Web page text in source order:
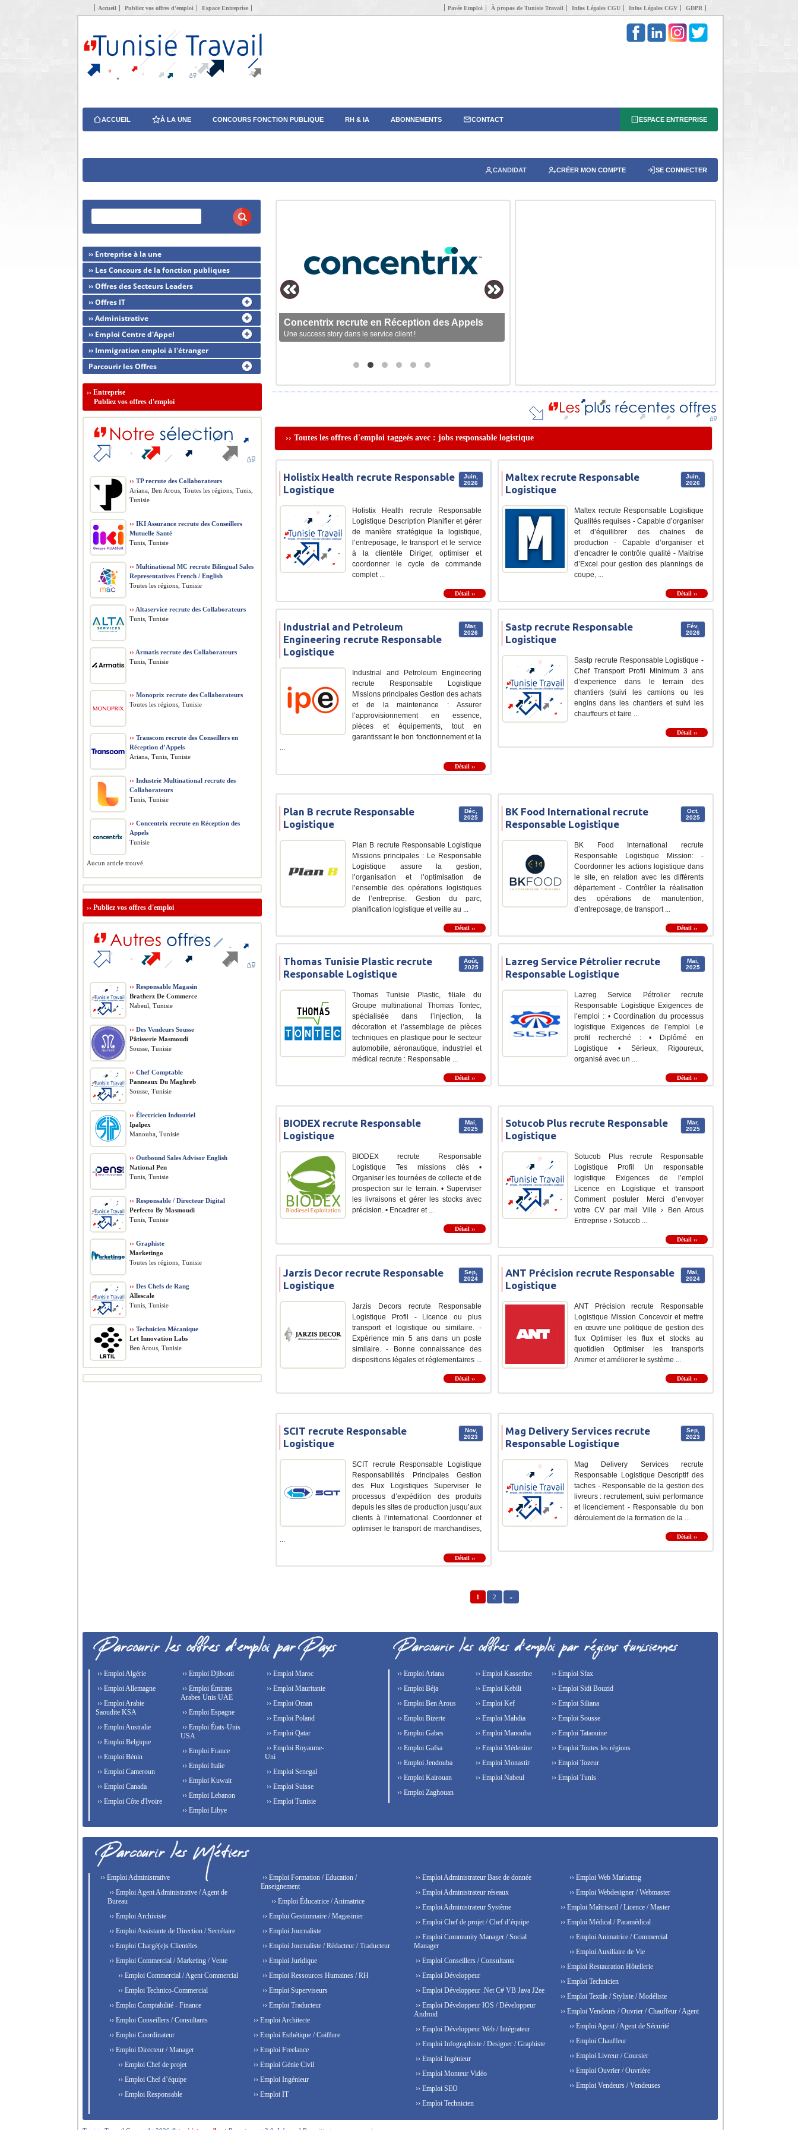
Accueil Publiez vos offres d’emploi Espace Entreprise Pavée Emploi À propos de Tunisie Travail Infos Légales CGU Infos Légales CGV GDPR
ACCUEIL À LA UNE CONCOURS FONCTION PUBLIQUE RH & IA ABONNEMENTS CONTACT ESPACE ENTREPRISE
CANDIDAT CRÉER MON COMPTE SE CONNECTER
Concentrix recrute en Réception des Appels
Une success story dans le service client !
›› Toutes les offres d'emploi taggeés avec : jobs responsable logistique
Juin,
2026
Holistix Health recrute Responsable
Logistique
Holistix Health recrute Responsable
Logistique Description Planifier et gérer
de manière stratégique la logistique,
l’entreposage, le transport et le service
à la clientèle Diriger, optimiser et
coordonner le cycle de commande
complet ...
Détail ››
Juin,
2026
Maltex recrute Responsable
Logistique
Maltex recrute Responsable Logistique
Qualités requises - Capable d’organiser
et d’équilibrer des chaines de
production - Capable d’organiser et
d’encadrer le contrôle qualité - Maitrise
d’Excel pour gestion des plannings de
coupe, ...
Détail ››
Mar,
2026
Industrial and Petroleum
Engineering recrute Responsable
Logistique
Industrial and Petroleum Engineering
recrute Responsable Logistique
Missions principales Gestion des achats
et de la maintenance : Assurer
l’approvisionnement en essence,
pièces et équipements, tout en
garantissant le bon fonctionnement et la
...
Détail ››
Fév,
2026
Sastp recrute Responsable
Logistique
Sastp recrute Responsable Logistique -
Chef Transport Profil Minimum 3 ans
d’experience dans le terrain des
chantiers (suivi les camions ou les
engins dans les chantiers et suivi les
chauffeurs et faire ...
Détail ››
Déc,
2025
Plan B recrute Responsable
Logistique
Plan B recrute Responsable Logistique
Missions principales : Le Responsable
Logistique assure la gestion,
l’organisation et l’optimisation de
l’ensemble des opérations logistiques
de l’entreprise. Gestion du parc,
planification logistique et veille au ...
Détail ››
Oct,
2025
BK Food International recrute
Responsable Logistique
BK Food International recrute
Responsable Logistique Mission: -
Coordonner les actions logistique dans
le site, en relation avec les différents
département - Contrôler la réalisation
des opérations de manutention,
d’entreposage, de transport ...
Détail ››
Août,
2025
Thomas Tunisie Plastic recrute
Responsable Logistique
Thomas Tunisie Plastic, filiale du
Groupe multinational Thomas Tontec,
spécialisée dans l’injection, la
décoration et l’assemblage de pièces
techniques en plastique pour le secteur
automobile, aéronautique, industriel et
médical recrute : Responsable ...
Détail ››
Mai,
2025
Lazreg Service Pétrolier recrute
Responsable Logistique
Lazreg Service Pétrolier recrute
Responsable Logistique Exigences de
l’emploi : • Coordination du processus
logistique Exigences de l’emploi Le
profil recherché : • Diplômé en
Logistique • Sérieux, Rigoureux,
organisé avec un ...
Détail ››
Mai,
2025
BIODEX recrute Responsable
Logistique
BIODEX recrute Responsable
Logistique Tes missions clés •
Organiser les tournées de collecte et de
prospection sur le terrain. • Superviser
les livraisons et gérer les stocks avec
précision. • Encadrer et ...
Détail ››
Mar,
2025
Sotucob Plus recrute Responsable
Logistique
Sotucob Plus recrute Responsable
Logistique Profil Un responsable
logistique Exigences de l’emploi
Licence en Logistique et transport
Comment postuler Merci d’envoyer
votre CV par mail Ville › Ben Arous
Entreprise › Sotucob ...
Détail ››
Sep,
2024
Jarzis Decor recrute Responsable
Logistique
Jarzis Decors recrute Responsable
Logistique Profil - Licence ou plus
transport et logistique ou similaire. -
Expérience min 5 ans dans un poste
similaire. - Bonne connaissance des
dispositions légales et réglementaires ...
Détail ››
Mai,
2024
ANT Précision recrute Responsable
Logistique
ANT Précision recrute Responsable
Logistique Mission Concevoir et mettre
en œuvre une politique de gestion des
flux Optimiser les flux et stocks au
quotidien Optimiser les transports
Animer et améliorer le système ...
Détail ››
Nov,
2023
SCIT recrute Responsable
Logistique
SCIT recrute Responsable Logistique
Responsabilités Principales Gestion
des Flux Logistiques Superviser le
processus d’expédition des produits
depuis les sites de production jusqu’aux
clients à l’international. Coordonner et
optimiser le transport de marchandises,
...
Détail ››
Sep,
2023
Mag Delivery Services recrute
Responsable Logistique
Mag Delivery Services recrute
Responsable Logistique Descriptif des
taches - Responsable de la gestion des
livreurs : recrutement, suivi performance
et licenciement - Responsable du bon
déroulement de la formation de la ...
Détail ››
1 2 »
›› Entreprise à la une
›› Les Concours de la fonction publiques
›› Offres des Secteurs Leaders
›› Offres IT
›› Administrative
›› Emploi Centre d'Appel
›› Immigration emploi à l'étranger
Parcourir les Offres
›› Entreprise
Publiez vos offres d'emploi
›› TP recrute des Collaborateurs
Ariana, Ben Arous, Toutes les régions, Tunis,
Tunisie
›› IKI Assurance recrute des Conseillers
Mutuelle Santé
Tunis, Tunisie
›› Multinational MC recrute Bilingual Sales
Representatives French / English
Toutes les régions, Tunisie
›› Altaservice recrute des Collaborateurs
Tunis, Tunisie
›› Armatis recrute des Collaborateurs
Tunis, Tunisie
›› Monoprix recrute des Collaborateurs
Toutes les régions, Tunisie
›› Transcom recrute des Conseillers en
Réception d’Appels
Ariana, Tunis, Tunisie
›› Industrie Multinational recrute des
Collaborateurs
Tunis, Tunisie
›› Concentrix recrute en Réception des
Appels
Tunisie
Aucun article trouvé.
›› Publiez vos offres d'emploi
›› Responsable Magasin
Bratherz De Commerce
Nabeul, Tunisie
›› Des Vendeurs Sousse
Pâtisserie Masmoudi
Sousse, Tunisie
›› Chef Comptable
Panneaux Du Maghreb
Sousse, Tunisie
›› Électricien Industriel
Ipalpex
Manouba, Tunisie
›› Outbound Sales Advisor English
National Pen
Tunis, Tunisie
›› Responsable / Directeur Digital
Perfecto By Masmoudi
Tunis, Tunisie
›› Graphiste
Marketingo
Toutes les régions, Tunisie
›› Des Chefs de Rang
Allescale
Tunis, Tunisie
›› Technicien Mécanique
Lrt Innovation Labs
Ben Arous, Tunisie
›› Emploi Algérie
›› Emploi Allemagne
›› Emploi Arabie
Saoudite KSA
›› Emploi Australie
›› Emploi Belgique
›› Emploi Bénin
›› Emploi Cameroun
›› Emploi Canada
›› Emploi Côte d'Ivoire
›› Emploi Djibouti
›› Emploi Émirats
Arabes Unis UAE
›› Emploi Espagne
›› Emploi États-Unis
USA
›› Emploi France
›› Emploi Italie
›› Emploi Kuwait
›› Emploi Lebanon
›› Emploi Libye
›› Emploi Maroc
›› Emploi Mauritanie
›› Emploi Oman
›› Emploi Poland
›› Emploi Qatar
›› Emploi Royaume-
Uni
›› Emploi Senegal
›› Emploi Suisse
›› Emploi Tunisie
›› Emploi Ariana
›› Emploi Béja
›› Emploi Ben Arous
›› Emploi Bizerte
›› Emploi Gabes
›› Emploi Gafsa
›› Emploi Jendouba
›› Emploi Kairouan
›› Emploi Kasserine
›› Emploi Kebili
›› Emploi Kef
›› Emploi Mahdia
›› Emploi Manouba
›› Emploi Médenine
›› Emploi Monastir
›› Emploi Nabeul
›› Emploi Sfax
›› Emploi Sidi Bouzid
›› Emploi Siliana
›› Emploi Sousse
›› Emploi Tataouine
›› Emploi Toutes les régions
›› Emploi Tozeur
›› Emploi Tunis
›› Emploi Zaghouan
›› Emploi Administrative
›› Emploi Agent Administrative / Agent de
Bureau
›› Emploi Archiviste
›› Emploi Assistante de Direction / Secrétaire
›› Emploi Chargé(e)s Clientèles
›› Emploi Commercial / Marketing / Vente
›› Emploi Commercial / Agent Commercial
›› Emploi Technico-Commercial
›› Emploi Comptabilité - Finance
›› Emploi Conseillers / Consultants
›› Emploi Coordinateur
›› Emploi Directeur / Manager
›› Emploi Chef de projet
›› Emploi Chef d’équipe
›› Emploi Responsable
›› Emploi Formation / Education /
Enseignement
›› Emploi Éducatrice / Animatrice
›› Emploi Gestionnaire / Magasinier
›› Emploi Journaliste
›› Emploi Journaliste / Rédacteur / Traducteur
›› Emploi Juridique
›› Emploi Ressources Humaines / RH
›› Emploi Superviseurs
›› Emploi Traducteur
›› Emploi Architecte
›› Emploi Esthétique / Coiffure
›› Emploi Freelance
›› Emploi Génie Civil
›› Emploi Ingénieur
›› Emploi IT
›› Emploi Administrateur Base de donnée
›› Emploi Administrateur réseaux
›› Emploi Administrateur Système
›› Emploi Chef de projet / Chef d’équipe
›› Emploi Community Manager / Social
Manager
›› Emploi Conseillers / Consultants
›› Emploi Développeur
›› Emploi Développeur .Net C# VB Java J2ee
›› Emploi Développeur IOS / Développeur
Android
›› Emploi Développeur Web / Intégrateur
›› Emploi Infographiste / Designer / Graphiste
›› Emploi Ingénieur
›› Emploi Monteur Vidéo
›› Emploi SEO
›› Emploi Technicien
›› Emploi Web Marketing
›› Emploi Webdesigner / Webmaster
›› Emploi Maîtrisard / Licence / Master
›› Emploi Médical / Paramédical
›› Emploi Animatrice / Commercial
›› Emploi Auxiliaire de Vie
›› Emploi Restauration Hôtellerie
›› Emploi Technicien
›› Emploi Textile / Styliste / Modéliste
›› Emploi Vendeurs / Ouvrier / Chauffeur / Agent
›› Emploi Agent / Agent de Sécurité
›› Emploi Chauffeur
›› Emploi Livreur / Coursier
›› Emploi Ouvrier / Ouvrière
›› Emploi Vendeurs / Vendeuses